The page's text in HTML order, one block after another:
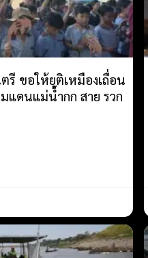
รี ขอให้ยุติเหมืองเถื่อน
ดนแม่น้ำกก สาย รวก